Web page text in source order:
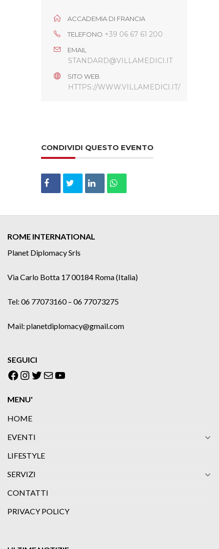
ACCADEMIA DI FRANCIA
TELEFONO +39 06 67 61 200
EMAIL
STANDARD@VILLAMEDICI.IT
SITO WEB
HTTPS://WWW.VILLAMEDICI.IT/
CONDIVIDI QUESTO EVENTO
ROME INTERNATIONAL
Planet Diplomacy Srls
Via Carlo Botta 17 00184 Roma (Italia)
Tel: 06 77073160 – 06 77073275
Mail: planetdiplomacy@gmail.com
SEGUICI
Facebook
Instagram
Twitter
EmailYouTube
MENU'
HOME
EVENTI
LIFESTYLE
SERVIZI
CONTATTI
PRIVACY POLICY